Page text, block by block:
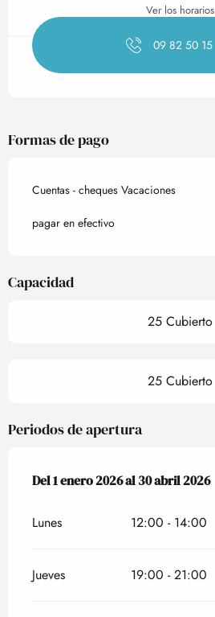
Ver los horarios
09 82 50 15
Formas de pago
Cuentas - cheques Vacaciones
pagar en efectivo
Capacidad
25 Cubierto
25 Cubierto
Periodos de apertura
Del1 enero 2026al30 abril 2026
Del1 enero 2026al30 abril 2026
Lunes 12:00 - 14:00
Jueves 19:00 - 21:00